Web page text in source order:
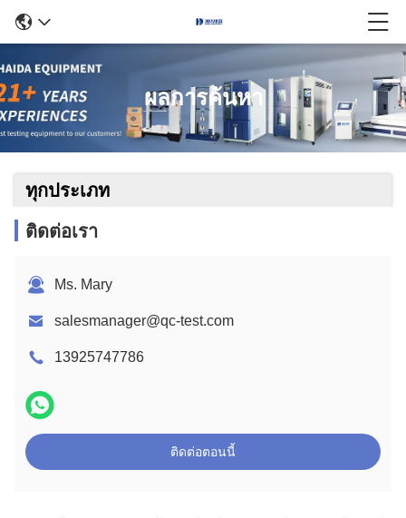
ผลการค้นหา
ทุกประเภท
ติดต่อเรา
Ms. Mary
salesmanager@qc-test.com
13925747786
ติดต่อตอนนี้